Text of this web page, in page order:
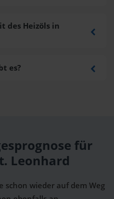
des Heizöls in
es?
für
Leonhard
schon wieder auf dem Weg